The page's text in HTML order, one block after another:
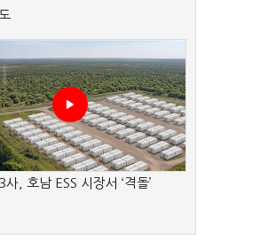
사, 호남 ESS 시장서 ‘격돌’